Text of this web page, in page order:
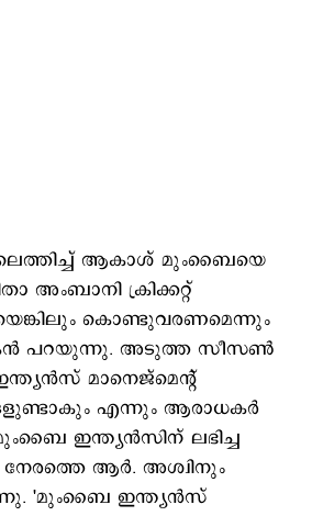
ആകാശ് മുംബൈയെ
അംബാനി ക്രിക്കറ്റ്
കൊണ്ടുവരണമെന്നും
പറയുന്നു. അടുത്ത സീസണ്‍
മാനെജ്മെന്‍റ്
എന്നും ആരാധകര്‍
ഇന്ത്യന്‍സിന് ലഭിച്ച
ആര്‍. അശ്വിനും
'മുംബൈ ഇന്ത്യന്‍സ്